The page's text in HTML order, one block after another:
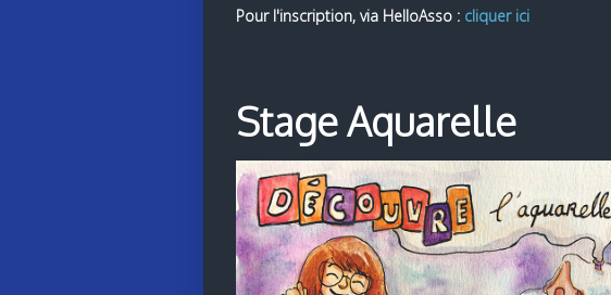
Pour l'inscription, via HelloAsso : cliquer ici
Stage Aquarelle